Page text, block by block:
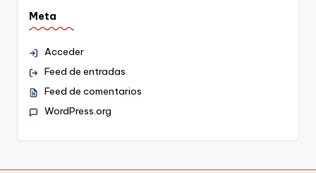
Meta
Acceder
Feed de entradas
Feed de comentarios
WordPress.org